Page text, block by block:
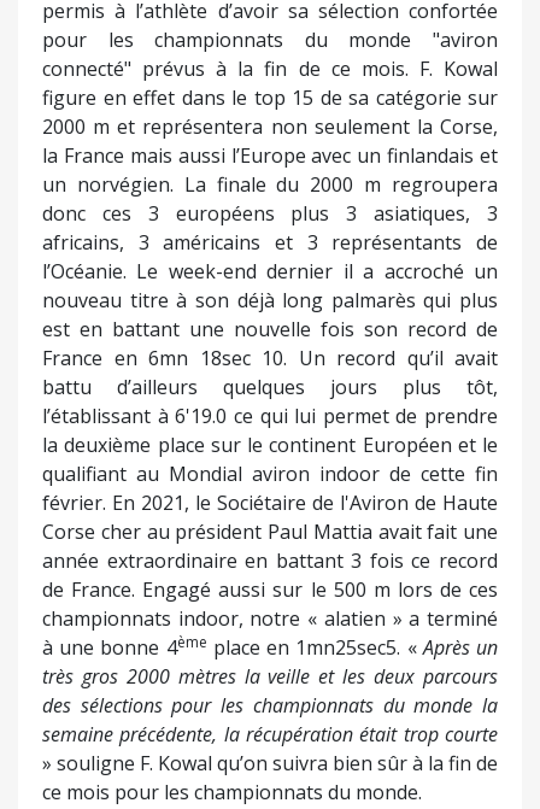
permis à l’athlète d’avoir sa sélection confortée
pour les championnats du monde "aviron
connecté" prévus à la fin de ce mois. F. Kowal
figure en effet dans le top 15 de sa catégorie sur
2000 m et représentera non seulement la Corse,
la France mais aussi l’Europe avec un finlandais et
un norvégien. La finale du 2000 m regroupera
donc ces 3 européens plus 3 asiatiques, 3
africains, 3 américains et 3 représentants de
l’Océanie. Le week-end dernier il a accroché un
nouveau titre à son déjà long palmarès qui plus
est en battant une nouvelle fois son record de
France en 6mn 18sec 10. Un record qu’il avait
battu d’ailleurs quelques jours plus tôt,
l’établissant à 6'19.0 ce qui lui permet de prendre
la deuxième place sur le continent Européen et le
qualifiant au Mondial aviron indoor de cette fin
février. En 2021, le Sociétaire de l'Aviron de Haute
Corse cher au président Paul Mattia avait fait une
année extraordinaire en battant 3 fois ce record
de France. Engagé aussi sur le 500 m lors de ces
championnats indoor, notre « alatien » a terminé
à une bonne 4ème place en 1mn25sec5. «Après un
très gros 2000 mètres la veille et les deux parcours
des sélections pour les championnats du monde la
semaine précédente, la récupération était trop courte
» souligne F. Kowal qu’on suivra bien sûr à la fin de
ce mois pour les championnats du monde.